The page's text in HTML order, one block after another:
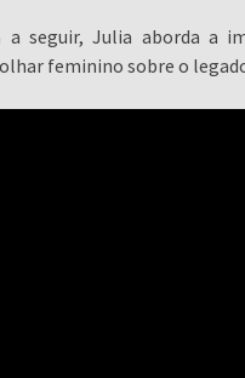
a seguir, Julia aborda a
feminino sobre o